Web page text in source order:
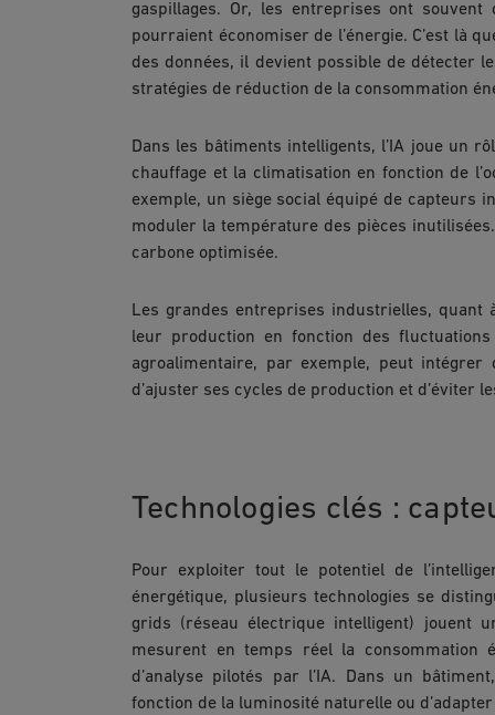
gaspillages. Or, les entreprises ont
pourraient économiser de l’énergie. C’est là
des données, il devient possible de détecter
stratégies de réduction de la consommation
Dans les bâtiments intelligents, l’IA joue un
chauffage et la climatisation en fonction de
exemple, un siège social équipé de capteurs
moduler la température des pièces
carbone optimisée.
Les grandes entreprises industrielles,
leur production en fonction des
agroalimentaire, par exemple, peut
d’ajuster ses cycles de production et d’éviter
Technologies clés :
Pour exploiter tout le potentiel de
énergétique, plusieurs technologies se
grids (réseau électrique intelligent) jouent
mesurent en temps réel la consommation
d’analyse pilotés par l’IA. Dans un
fonction de la luminosité naturelle ou